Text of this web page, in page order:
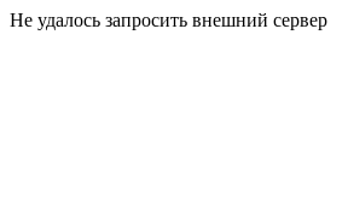
Не удалось запросить внешний сервер